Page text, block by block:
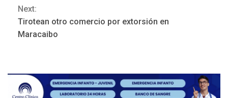
Next:
Tirotean otro comercio por extorsión en
Maracaibo
3
vehicular de 60 unidades
Reparan hundimiento de la
«Juan Bautista Arismendi» a